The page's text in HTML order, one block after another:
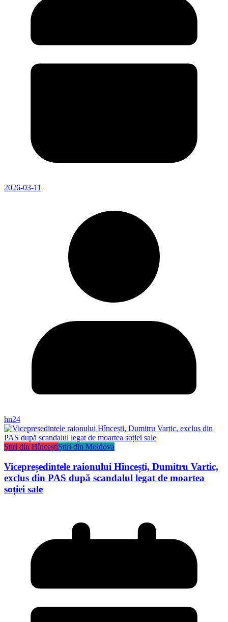
2026-03-11
hn24
Știri din HînceștiȘtiri din Moldova
Vicepreședintele raionului Hîncești, Dumitru Vartic,
exclus din PAS după scandalul legat de moartea
soției sale